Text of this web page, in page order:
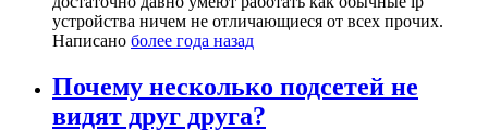
устройства ничем не отличающиеся от всех прочих.
Написано более года назад
Почему несколько подсетей не
видят друг друга?